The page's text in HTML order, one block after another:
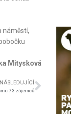
náměstí,
Mitysková
NÁSLEDUJÍCÍ
73 zájemců